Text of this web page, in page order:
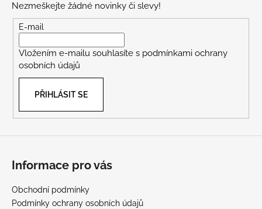
Nezmeškejte žádné novinky či slevy!
E-mail
Vložením e-mailu souhlasíte s podmínkami ochrany
osobních údajů
PŘIHLÁSIT SE
Informace pro vás
Obchodní podmínky
Podmínky ochrany osobních údajů